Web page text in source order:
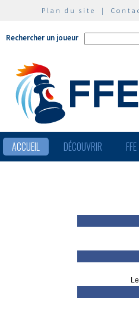
Plan du site |
Rechercher un joueur
ACCUEIL DÉCOUVRIR FFE